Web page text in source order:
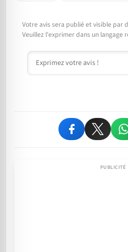
Votre avis sera publié et visible par
Veuillez l'exprimer dans un langage
Commentaire